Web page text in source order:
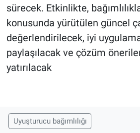
sürecek. Etkinlikte,
konusunda yürütülen güncel
değerlendirilecek, iyi
paylaşılacak ve çözüm
yatırılacak
Uyuşturucu bağımlılığı